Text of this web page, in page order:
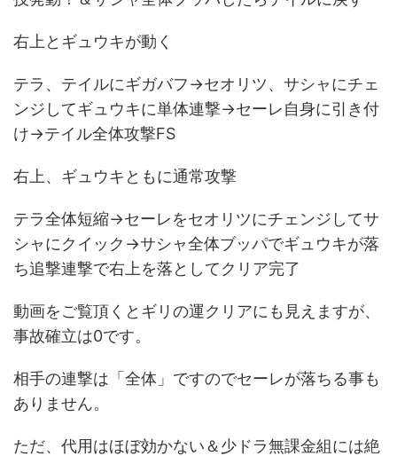
右上とギュウキが動く
テラ、テイルにギガバフ→セオリツ、サシャにチェ
ンジしてギュウキに単体連撃→セーレ自身に引き付
け→テイル全体攻撃FS
右上、ギュウキともに通常攻撃
テラ全体短縮→セーレをセオリツにチェンジしてサ
シャにクイック→サシャ全体ブッパでギュウキが落
ち追撃連撃で右上を落としてクリア完了
動画をご覧頂くとギリの運クリアにも見えますが、
事故確立は0です。
相手の連撃は「全体」ですのでセーレが落ちる事も
ありません。
ただ、代用はほぼ効かない＆少ドラ無課金組には絶